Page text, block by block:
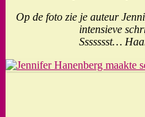
Op de foto zie je auteur
intensieve
Ssssssst…